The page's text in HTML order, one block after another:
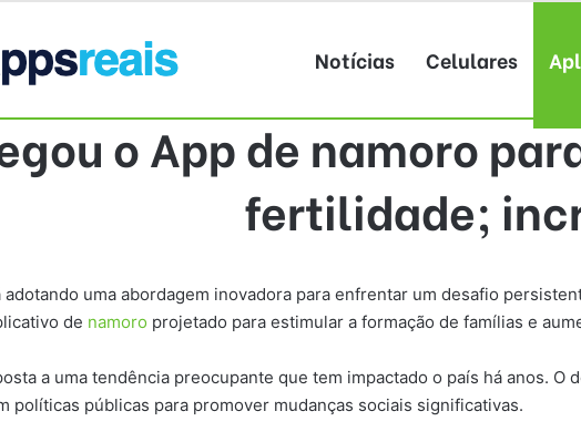
Notícias Celulares
o App de namoro
fertilidade;
uma abordagem inovadora para enfrentar um desafio
de namoro projetado para estimular a formação de famílias e
a uma tendência preocupante que tem impactado o país há anos.
políticas públicas para promover mudanças sociais significativas.